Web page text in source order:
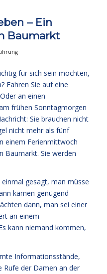
– Ein
Baumarkt
für sich sein möchten,
Fahren Sie auf eine
an einen
frühen Sonntagmorgen
Sie brauchen nicht
nicht mehr als fünf
einem Ferienmittwoch
Baumarkt. Sie werden
gesagt, man müsse
kämen genügend
dann, man sei einer
an einem
kann niemand kommen,
Informationsstände,
Rufe der Damen an der